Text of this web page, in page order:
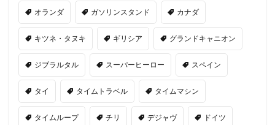
オランダ ガソリンスタンド カナダ
キツネ・タヌキ ギリシア グランドキャニオン
ジブラルタル スーパーヒーロー スペイン
タイ タイムトラベル タイムマシン
タイムループ チリ デジャヴ ドイツ